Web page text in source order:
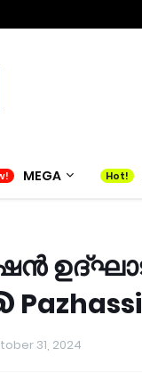
MEGA
31, 2024